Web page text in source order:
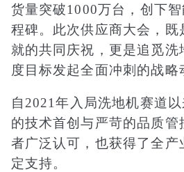
货量突破1000万台，创下
程碑。此次供应商大会，既
就的共同庆祝，更是追觅洗
度目标发起全面冲刺的战略
自2021年入局洗地机赛道
的技术首创与严苛的品质管
者广泛认可，也获得了全产
定支持。